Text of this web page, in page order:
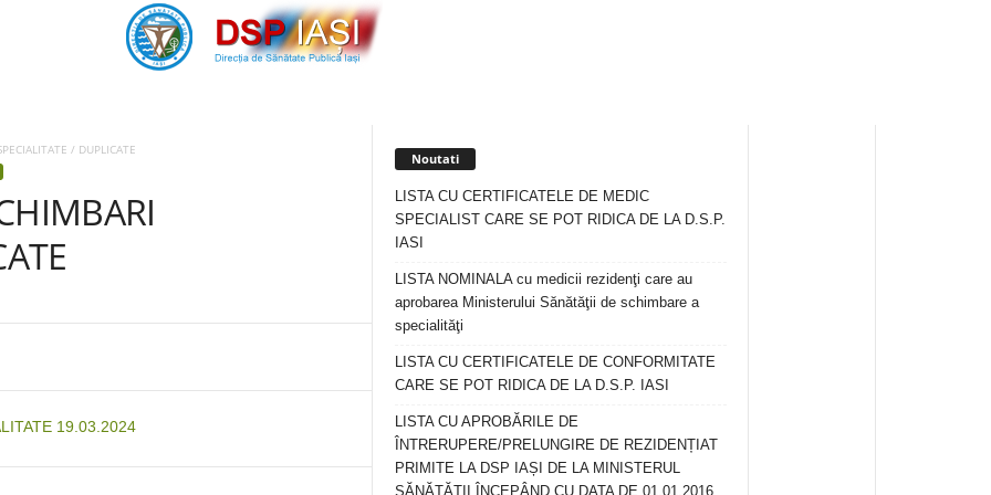
/ DUPLICATE
19.03.2024
Noutati
LISTA CU CERTIFICATELE DE MEDIC
SPECIALIST CARE SE POT RIDICA DE LA D.S.P.
IASI
LISTA NOMINALA cu medicii rezidenţi care au
aprobarea Ministerului Sănătăţii de schimbare a
specialităţi
LISTA CU CERTIFICATELE DE CONFORMITATE
CARE SE POT RIDICA DE LA D.S.P. IASI
LISTA CU APROBĂRILE DE
ÎNTRERUPERE/PRELUNGIRE DE REZIDENȚIAT
PRIMITE LA DSP IAȘI DE LA MINISTERUL
SĂNĂTĂȚII ÎNCEPÂND CU DATA DE 01.01.2016